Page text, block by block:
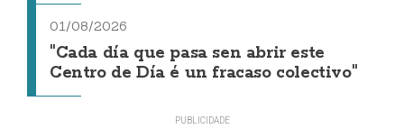
01/08/2026
"Cada día que pasa sen abrir este
Centro de Día é un fracaso colectivo"